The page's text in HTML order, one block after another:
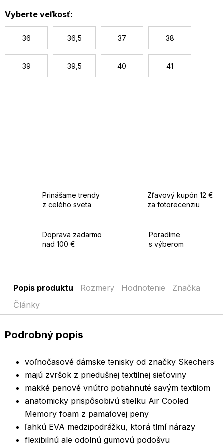
Vyberte veľkosť:
36 36,5 37 38
39 39,5 40 41
Prinášame trendy
z celého sveta
Zľavový kupón 12 €
za fotorecenziu
Doprava zadarmo
nad 100 €
Poradíme
s výberom
Popis produktu Rozmery Hodnotenie
Značka
Články
Podrobný popis
voľnočasové dámske tenisky od značky Skechers
majú zvršok z priedušnej textilnej sieťoviny
mäkké penové vnútro potiahnuté savým textilom
anatomicky prispôsobivú stielku Air Cooled
Memory foam z pamäťovej peny
ľahkú EVA medzipodrážku, ktorá tlmí nárazy
flexibilnú ale odolnú gumovú podošvu